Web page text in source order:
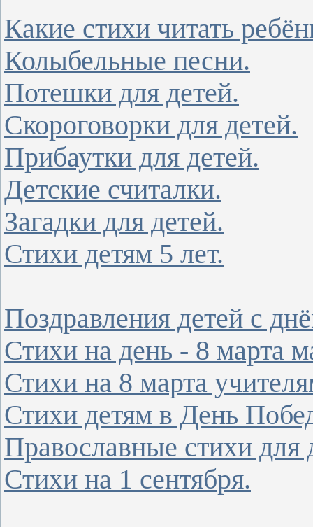
Какие стихи читать
Колыбельные песни.
Потешки для детей.
Скороговорки для детей.
Прибаутки для детей.
Детские считалки.
Загадки для детей.
Стихи детям 5 лет.
Поздравления детей с
Стихи на день - 8 марта
Стихи на 8 марта
Стихи детям в День
Православные стихи для
Стихи на 1 сентября.